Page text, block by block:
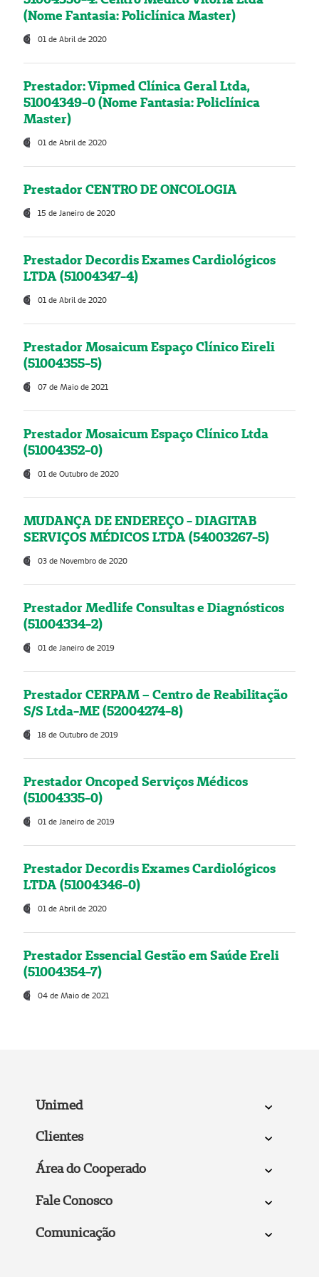
(Nome Fantasia: Policlínica Master)
01 de Abril de 2020
Prestador: Vipmed Clínica Geral Ltda,
51004349-0 (Nome Fantasia: Policlínica
Master)
01 de Abril de 2020
Prestador CENTRO DE ONCOLOGIA
15 de Janeiro de 2020
Prestador Decordis Exames Cardiológicos
LTDA (51004347-4)
01 de Abril de 2020
Prestador Mosaicum Espaço Clínico Eireli
(51004355-5)
07 de Maio de 2021
Prestador Mosaicum Espaço Clínico Ltda
(51004352-0)
01 de Outubro de 2020
MUDANÇA DE ENDEREÇO - DIAGITAB
SERVIÇOS MÉDICOS LTDA (54003267-5)
03 de Novembro de 2020
Prestador Medlife Consultas e Diagnósticos
(51004334-2)
01 de Janeiro de 2019
Prestador CERPAM – Centro de Reabilitação
S/S Ltda-ME (52004274-8)
18 de Outubro de 2019
Prestador Oncoped Serviços Médicos
(51004335-0)
01 de Janeiro de 2019
Prestador Decordis Exames Cardiológicos
LTDA (51004346-0)
01 de Abril de 2020
Prestador Essencial Gestão em Saúde Ereli
(51004354-7)
04 de Maio de 2021
Unimed
Clientes
Área do Cooperado
Fale Conosco
Comunicação